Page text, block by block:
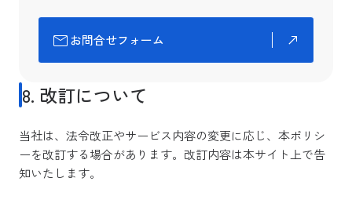
お問合せフォーム
8. 改訂について
当社は、法令改正やサービス内容の変更に応じ、本ポリシ
ーを改訂する場合があります。改訂内容は本サイト上で告
知いたします。